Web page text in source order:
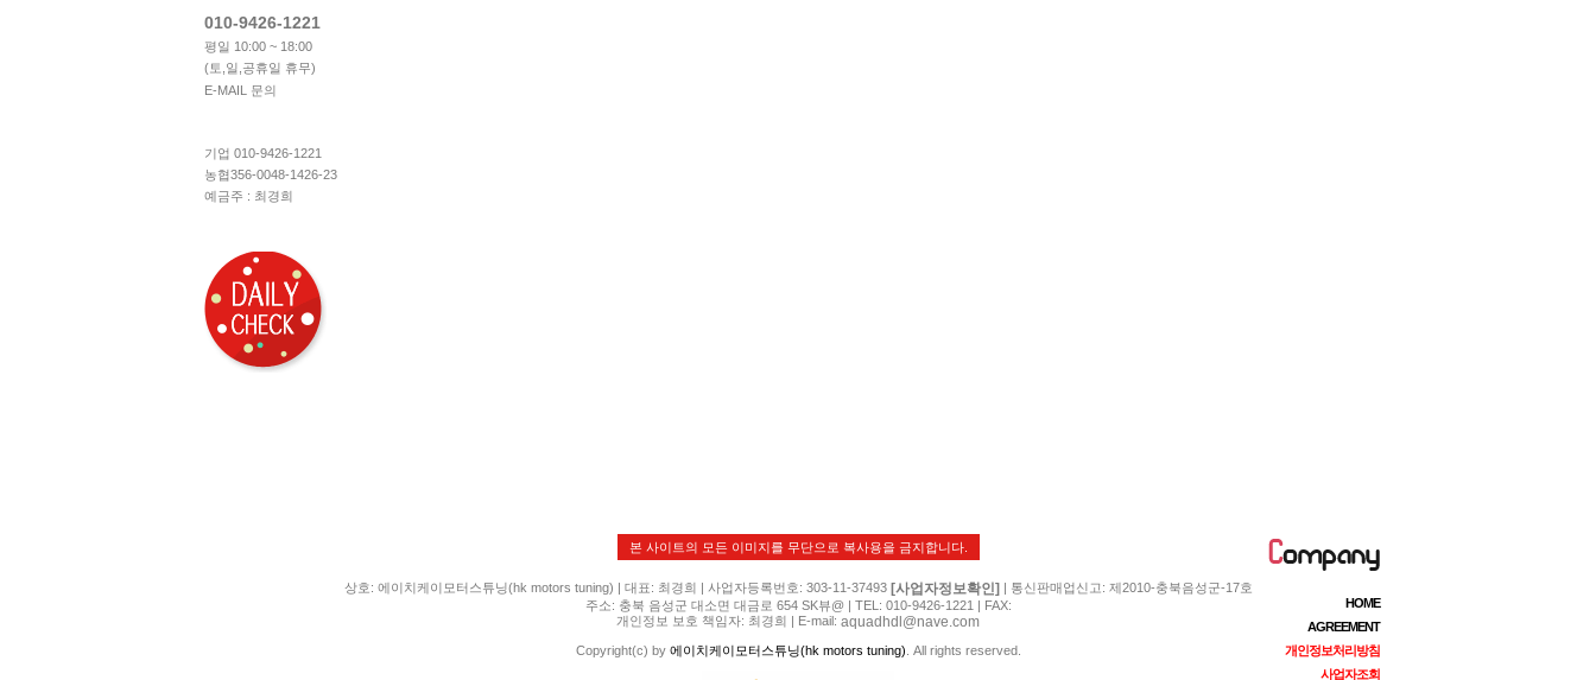
010-9426-1221
평일 10:00 ~ 18:00
(토,일,공휴일 휴무)
E-MAIL 문의
기업 010-9426-1221
농협356-0048-1426-23
예금주 : 최경희
본 사이트의 모든 이미지를 무단으로 복사용을 금지합니다.
HOME
AGREEMENT
개인정보처리방침
사업자조회
상호: 에이치케이모터스튜닝(hk motors tuning) | 대표: 최경희 | 사업자등록번호: 303-11-37493 [사업자정보확인] | 통신판매업신고: 제2010-충북음성군-17호
주소: 충북 음성군 대소면 대금로 654 SK뷰@ | TEL: 010-9426-1221 | FAX:
개인정보 보호 책임자: 최경희 | E-mail: aquadhdl@nave.com
Copyright(c) by 에이치케이모터스튜닝(hk motors tuning) . All rights reserved.